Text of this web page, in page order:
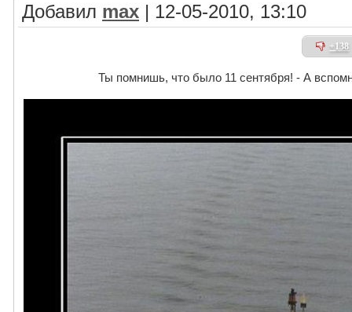
Добавил max | 12-05-2010, 13:10
+138
Ты помнишь, что было 11 сентября! - А